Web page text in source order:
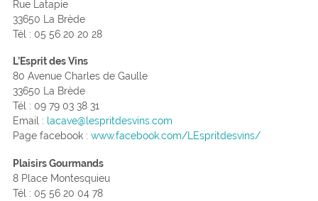
Rue Latapie
33650 La Brède
Tél : 05 56 20 20 28
L’Esprit des Vins
80 Avenue Charles de Gaulle
33650 La Brède
Tél : 09 79 03 38 31
Email : lacave@lespritdesvins.com
Page facebook : www.facebook.com/LEspritdesvins/
Plaisirs Gourmands
8 Place Montesquieu
Tél : 05 56 20 04 78